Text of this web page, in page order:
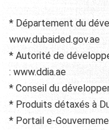
* Département du
www.dubaided.gov.ae
* Autorité de
: www.ddia.ae
* Conseil du
* Produits détaxés à
* Portail e-